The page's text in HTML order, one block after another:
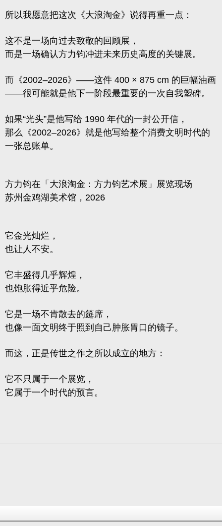
所以我愿意把这次《大浪淘金》说得再重一点：
这不是一场向过去致敬的回顾展，
而是一场确认方力钧冲进未来历史高度的关键展。
而《2002–2026》——这件 400 × 875 cm 的巨幅油画
——很可能就是他下一阶段最重要的一次自我塑碑。
如果“光头”是他写给 1990 年代的一封公开信，
那么《2002–2026》就是他写给整个消费文明时代的
一张总账单。
方力钧在「大浪淘金：方力钧艺术展」展览现场
苏州金鸡湖美术馆，2026
它金光灿烂，
也让人不安。
它丰盛得几乎辉煌，
也饱胀得近乎危险。
它是一场不肯散去的筵席，
也像一面文明终于照到自己肿胀胃口的镜子。
而这，正是传世之作之所以成立的地方：
它不只属于一个展览，
它属于一个时代的预言。